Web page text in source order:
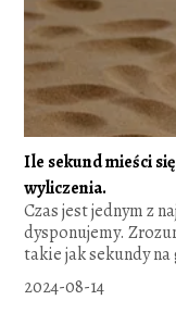
Ile sekund mieści
wyliczenia.
Czas jest jednym z
dysponujemy.
takie jak sekundy
2024-08-14